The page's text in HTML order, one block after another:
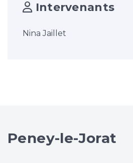
Intervenants
Nina Jaillet
Peney-le-Jorat